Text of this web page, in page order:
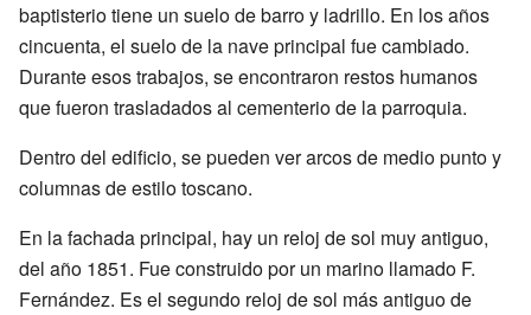
baptisterio tiene un suelo de barro y ladrillo. En los años
cincuenta, el suelo de la nave principal fue cambiado.
Durante esos trabajos, se encontraron restos humanos
que fueron trasladados al cementerio de la parroquia.
Dentro del edificio, se pueden ver arcos de medio punto y
columnas de estilo toscano.
En la fachada principal, hay un reloj de sol muy antiguo,
del año 1851. Fue construido por un marino llamado F.
Fernández. Es el segundo reloj de sol más antiguo de